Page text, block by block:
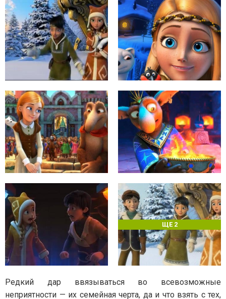
ЩЕ 2
Редкий дар ввязываться во всевозможные
неприятности — их семейная черта, да и что взять с тех,